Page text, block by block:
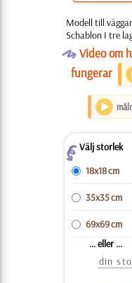
Modell till
Schablon I tre
OVideo om
fungerar
ZVälj storlek
18x18 cm
35x35 cm
69x69 cm
... eller ...
din